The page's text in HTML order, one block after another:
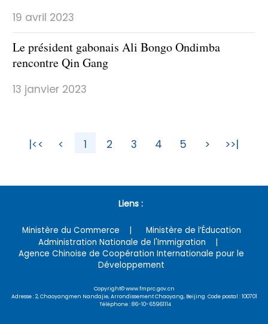
19 avril 2023
Le président gabonais Ali Bongo Ondimba
rencontre Qin Gang
13 janvier 2023
|<< < 1 2 3 4 5 > >>|
Liens :
Ministère du Commerce
Ministère de l’Éducation
Administration Nationale de l'Immigration
Agence Chinoise de Coopération Internationale pour le
Développement
Copyright© www.fmprc.gov.cn
Adresse : 2, Chaoyangmen Nandajie, Arrondissement Chaoyang, Beijing Code postal : 100701
Téléphone : 86-10-65961114